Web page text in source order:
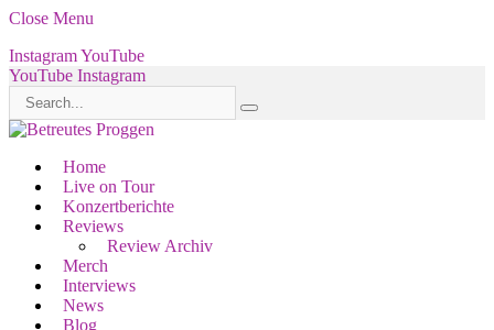
Close Menu
InstagramYouTube
YouTube Instagram
Home
Live on Tour
Konzertberichte
Reviews
Review Archiv
Merch
Interviews
News
Blog